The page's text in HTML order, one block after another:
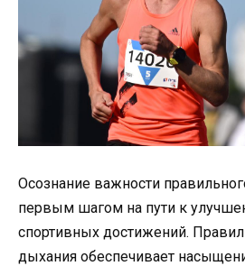
Осознание важности
первым шагом на пути к
спортивных достижений.
дыхания обеспечивает